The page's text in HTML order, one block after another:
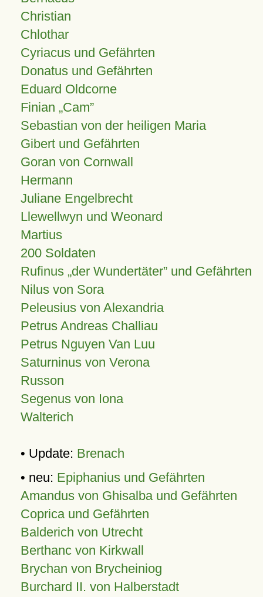
Christian
Chlothar
Cyriacus und Gefährten
Donatus und Gefährten
Eduard Oldcorne
Finian Cam
Sebastian von der heiligen Maria
Gibert und Gefährten
Goran von Cornwall
Hermann
Juliane Engelbrecht
Llewellwyn und Weonard
Martius
200 Soldaten
Rufinus „der Wundertäter” und Gefährten
Nilus von Sora
Peleusius von Alexandria
Petrus Andreas Challiau
Petrus Nguyen Van Luu
Saturninus von Verona
Russon
Segenus von Iona
Walterich
• Update: Brenach
• neu: Epiphanius und Gefährten
Amandus von Ghisalba und Gefährten
Coprica und Gefährten
Balderich von Utrecht
Berthanc von Kirkwall
Brychan von Brycheiniog
Burchard II. von Halberstadt